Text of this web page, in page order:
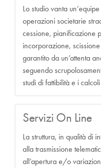
Lo studio vanta
operazioni societarie
cessione, pianificazione
incorporazione,
garantito da un’attenta
seguendo
studi di fattibilità e i
Servizi On Line
La struttura, in qualità di
alla trasmissione
all’apertura e/o